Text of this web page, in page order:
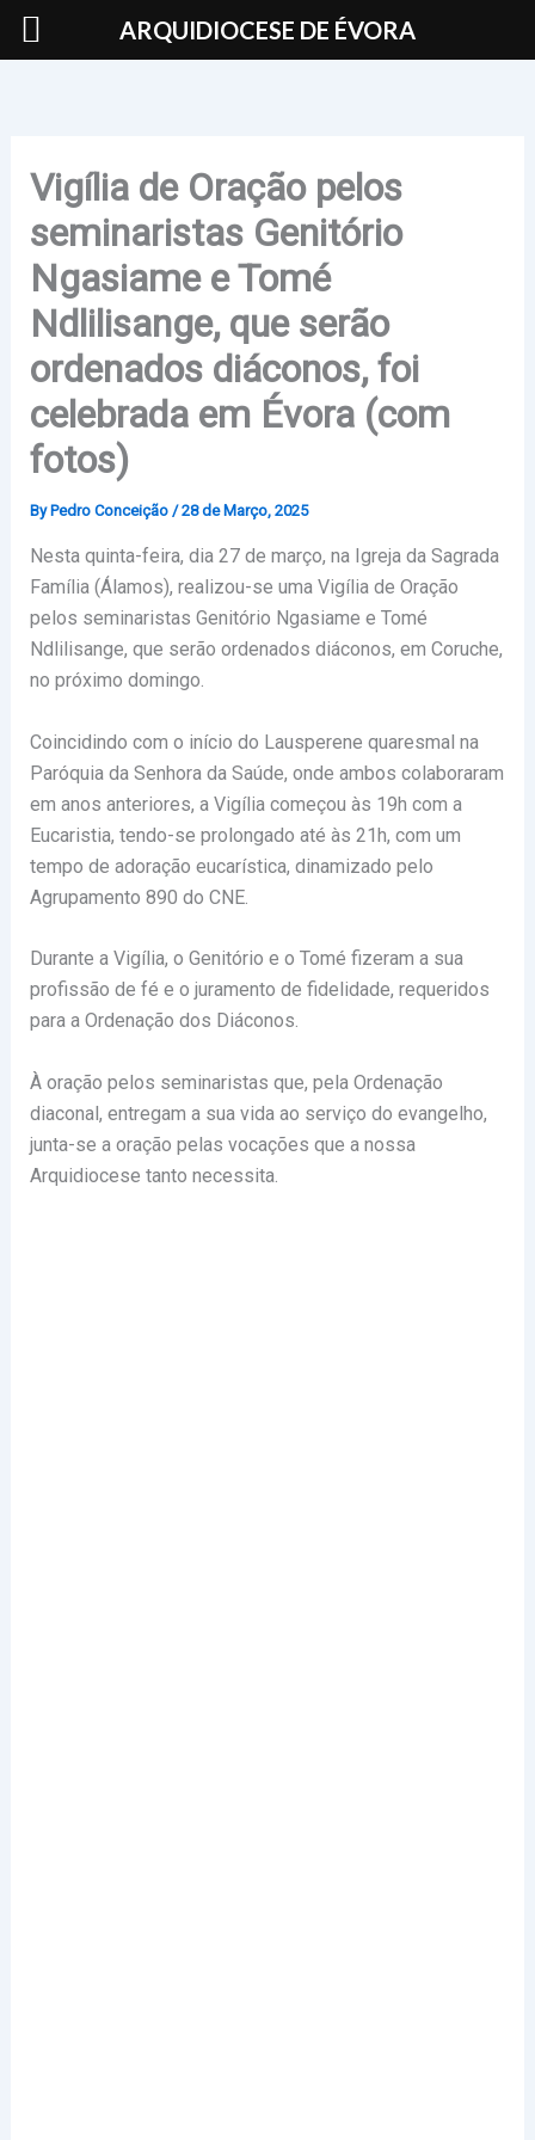
Skip
Vigília de Oração pelos
seminaristas Genitório
Ngasiame e Tomé
Ndlilisange, que serão
ordenados diáconos, foi
celebrada em Évora (com
fotos)
By Pedro Conceição /28 de Março, 2025
Nesta quinta-feira, dia 27 de março, na Igreja da Sagrada
Família (Álamos), realizou-se uma Vigília de Oração
pelos seminaristas Genitório Ngasiame e Tomé
Ndlilisange, que serão ordenados diáconos, em Coruche,
no próximo domingo.
Coincidindo com o início do Lausperene quaresmal na
Paróquia da Senhora da Saúde, onde ambos colaboraram
em anos anteriores, a Vigília começou às 19h com a
Eucaristia, tendo-se prolongado até às 21h, com um
tempo de adoração eucarística, dinamizado pelo
Agrupamento 890 do CNE.
Durante a Vigília, o Genitório e o Tomé fizeram a sua
profissão de fé e o juramento de fidelidade, requeridos
para a Ordenação dos Diáconos.
À oração pelos seminaristas que, pela Ordenação
diaconal, entregam a sua vida ao serviço do evangelho,
junta-se a oração pelas vocações que a nossa
Arquidiocese tanto necessita.
ARQUIDIOCESE DE ÉVORA